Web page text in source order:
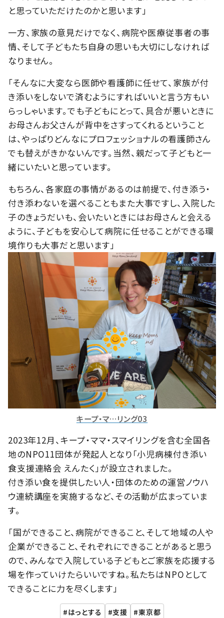
と思っていただけたのかと思います」
一方、家族の意見だけでなく、病院や医療従事者の事
情、そして子どもたち自身の思いも大切にしなければ
なりません。
「そんなに大変なら医師や看護師に任せて、家族が付
き添いをしないで済むようにすればいいと言う方もい
らっしゃいます。でも子どもにとって、具合が悪いときに
お母さんお父さんが背中をさすってくれるということ
は、やっぱりどんなにプロフェッショナルの看護師さん
でも替えがきかないんです。当然、親だって子どもと一
緒にいたいと思っています。
もちろん、各家庭の事情があるのは前提で、付き添う・
付き添わないを選べることもまた大事ですし、入院した
子のきょうだいも、会いたいときにはお母さんと会える
ように、子どもを安心して病院に任せることができる環
境作りも大事だと思います」
キープ・マ…リング03
2023年12月、キープ・ママ・スマイリングを含む全国各
地のNPO11団体が発起人となり「小児病棟付き添い
食支援連絡会 えんたく」が設立されました。
付き添い食を提供したい人・団体のための運営ノウハ
ウ連続講座を実施するなど、その活動が広まっていま
す。
「国ができること、病院ができること、そして地域の人や
企業ができること、それぞれにできることがあると思う
ので、みんなで入院している子どもとご家族を応援する
場を作っていけたらいいですね。私たちはNPOとして
できることに力を尽くします」
はっとする 支援 東京都